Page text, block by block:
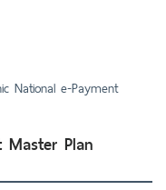
National e-Payment
Plan